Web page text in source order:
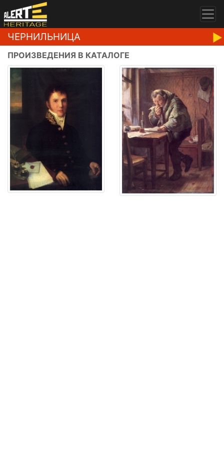
ЧЕРНИЛЬНИЦА
ПРОИЗВЕДЕНИЯ В КАТАЛОГЕ